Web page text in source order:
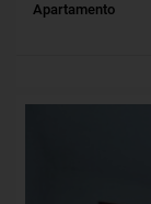
Apartamento